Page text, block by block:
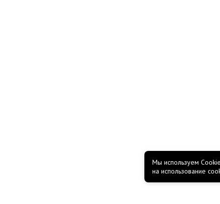
Мы используем
на использование